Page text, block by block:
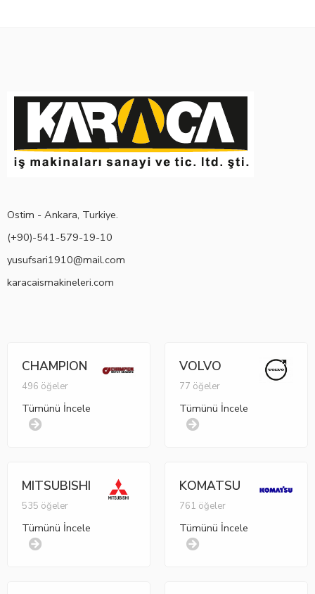
Ostim - Ankara, Turkiye.
(+90)-541-579-19-10
yusufsari1910@mail.com
karacaismakineleri.com
CHAMPION
496 öğeler
Tümünü İncele
VOLVO
77 öğeler
Tümünü İncele
MITSUBISHI
535 öğeler
Tümünü İncele
KOMATSU
761 öğeler
Tümünü İncele